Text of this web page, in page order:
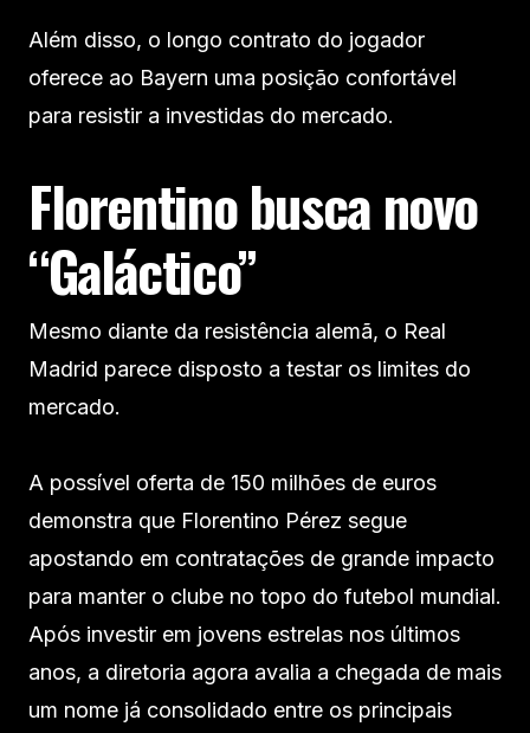
Além disso, o longo contrato do jogador
oferece ao Bayern uma posição confortável
para resistir a investidas do mercado.
Florentino busca novo
“Galáctico”
Mesmo diante da resistência alemã, o Real
Madrid parece disposto a testar os limites do
mercado.
A possível oferta de 150 milhões de euros
demonstra que Florentino Pérez segue
apostando em contratações de grande impacto
para manter o clube no topo do futebol mundial.
Após investir em jovens estrelas nos últimos
anos, a diretoria agora avalia a chegada de mais
um nome já consolidado entre os principais